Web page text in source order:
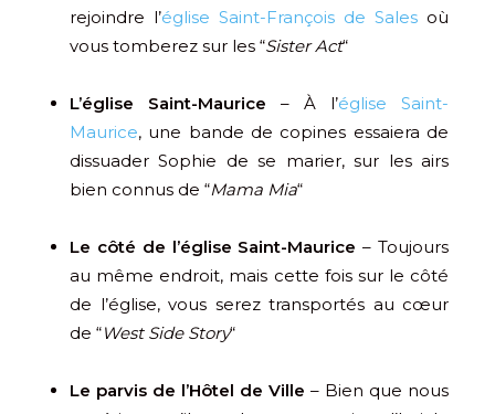
rejoindre l’église Saint-François de Sales où
vous tomberez sur les “Sister Act“
L’église Saint-Maurice – À l’église Saint-
Maurice, une bande de copines essaiera de
dissuader Sophie de se marier, sur les airs
bien connus de “Mama Mia“
Le côté de l’église Saint-Maurice – Toujours
au même endroit, mais cette fois sur le côté
de l’église, vous serez transportés au cœur
de “West Side Story“
Le parvis de l’Hôtel de Ville – Bien que nous